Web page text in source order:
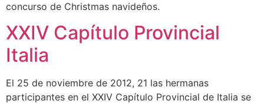
concurso de Christmas navideños.
XXIV Capítulo Provincial
Italia
El 25 de noviembre de 2012, 21 las hermanas
participantes en el XXIV Capítulo Provincial de Italia se